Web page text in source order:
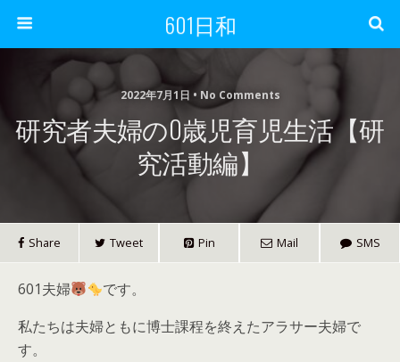
601日和
2022年7月1日 • No Comments
研究者夫婦の0歳児育児生活【研
究活動編】
Share Tweet Pin Mail SMS
601夫婦
です。
私たちは夫婦ともに博士課程を終えたアラサー夫婦で
す。